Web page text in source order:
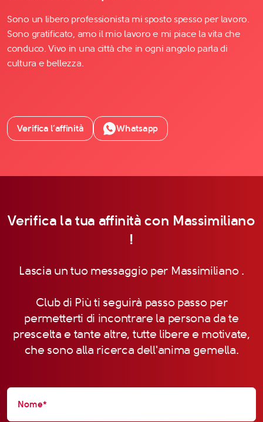
Sono un libero professionista mi sposto spesso per lavoro.
Sono gratificato, amo il mio lavoro e mi piace la vita che
conduco. Vivo in una città che in ogni angolo parla di
cultura e bellezza.
Verifica l’affinità Whatsapp
Verifica la tua affinità con Massimiliano
!
Lascia un tuo messaggio per Massimiliano .
Club di Più ti seguirà passo passo per
permetterti di incontrare la persona da te
prescelta e tante altre, tutte libere e motivate,
che sono alla ricerca dell'anima gemella.